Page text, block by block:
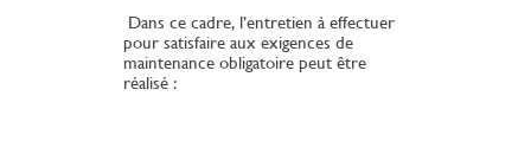
Dans ce cadre, l’entretien à effectuer
pour satisfaire aux exigences de
maintenance obligatoire peut être
réalisé :